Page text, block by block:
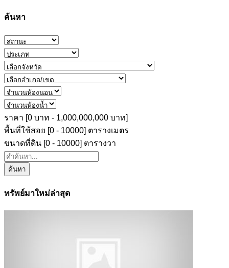
ค้นหา
ราคา [0 บาท - 1,000,000,000 บาท]
พื้นที่ใช้สอย [0 - 10000] ตารางเมตร
ขนาดที่ดิน [0 - 10000] ตารางวา
ค้นหา
ทรัพย์มาใหม่ล่าสุด